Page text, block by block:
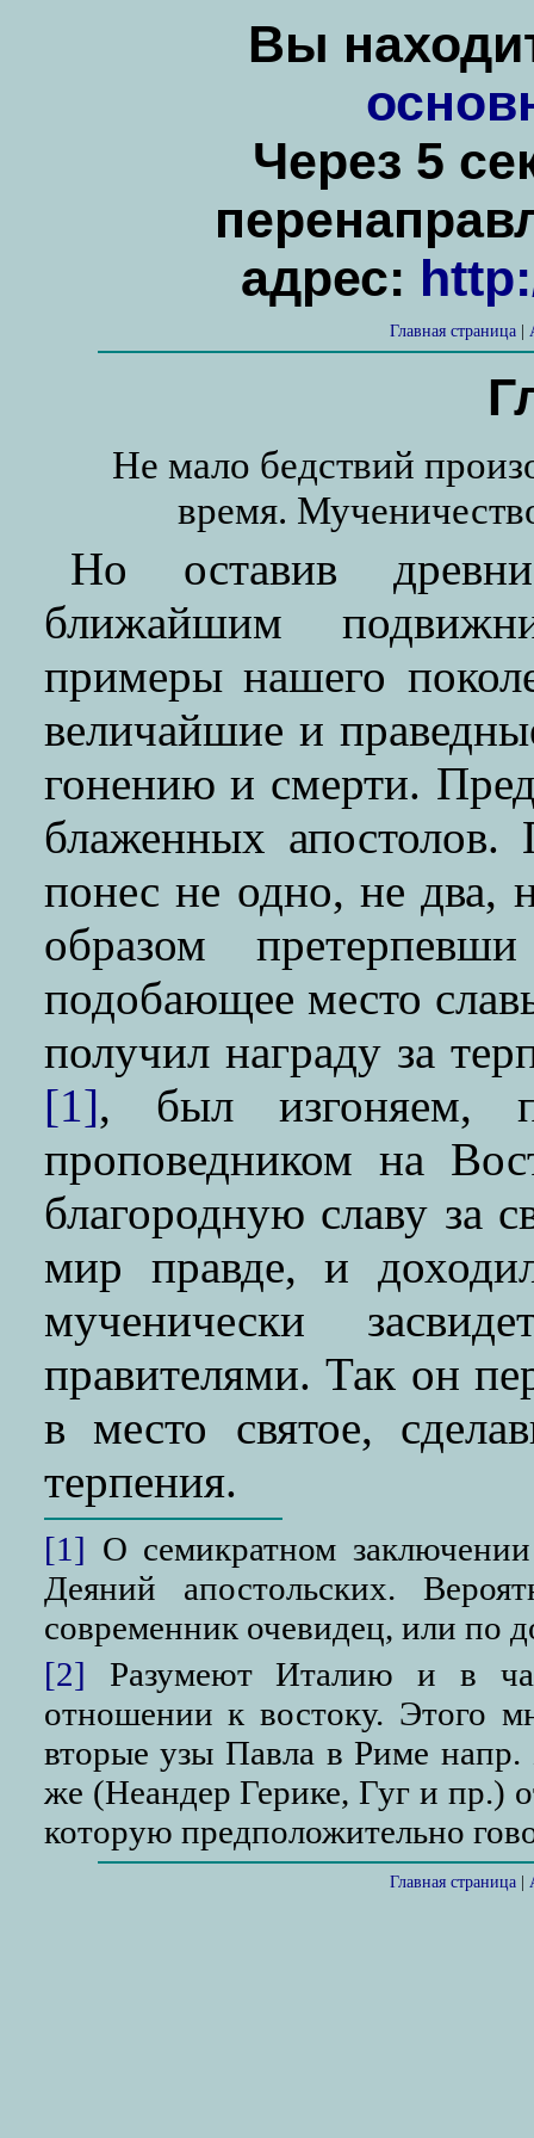
Вы
Через 5
адрес:
Главная страница|
Не мало бедствий
время.
Но оставив
ближайшим
примеры нашего
величайшие и
гонению и смерти.
блаженных апостолов.
понес не одно, не два,
образом
подобающее место
получил награду за
[1], был изгоняем,
проповедником на
благородную славу за
мир правде, и
мученически
правителями. Так он
в место святое,
терпения.
[1] О семикратном
Деяний апостольских.
современник очевидец, или по
[2] Разумеют Италию и в
отношении к востоку. Этого
вторые узы Павла в Риме
же (Неандер Герике, Гуг и пр.)
которую предположительно
Главная страница|